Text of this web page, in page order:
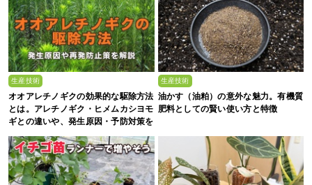
生産技術
オオアレチノギクの効果的な駆除方法
とは。アレチノギク・ヒメムカシヨモ
ギとの違いや、発生原因・予防対策を
解説
生産技術
油かす（油粕）の意外な魅力。有機質
肥料としての賢い使い方と特徴